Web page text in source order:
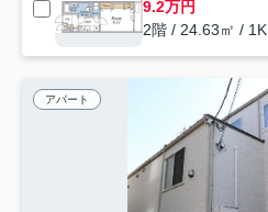
9.2万円
2階 / 24.63㎡ / 1K
アパート